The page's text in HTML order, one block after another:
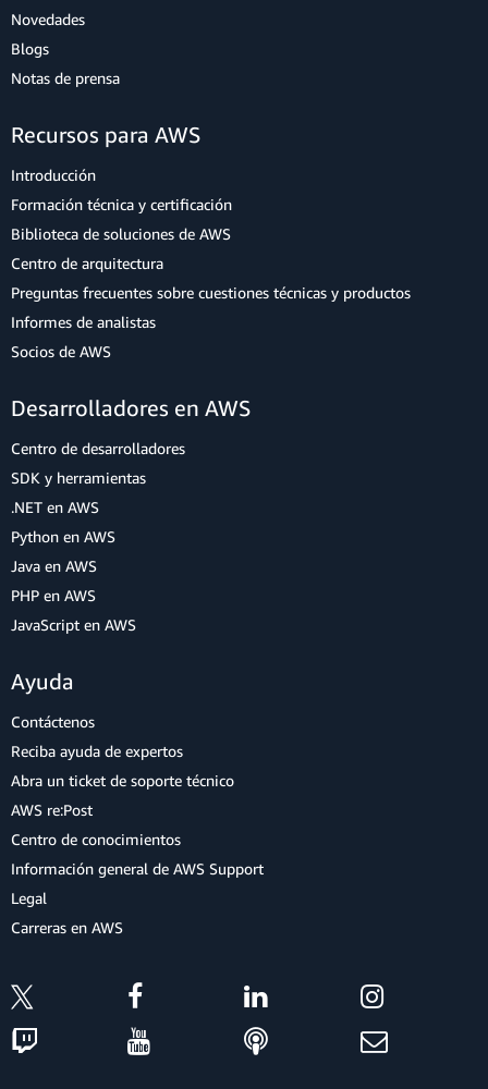
Novedades
Blogs
Notas de prensa
Recursos para AWS
Introducción
Formación técnica y certificación
Biblioteca de soluciones de AWS
Centro de arquitectura
Preguntas frecuentes sobre cuestiones técnicas y productos
Informes de analistas
Socios de AWS
Desarrolladores en AWS
Centro de desarrolladores
SDK y herramientas
.NET en AWS
Python en AWS
Java en AWS
PHP en AWS
JavaScript en AWS
Ayuda
Contáctenos
Reciba ayuda de expertos
Abra un ticket de soporte técnico
AWS re:Post
Centro de conocimientos
Información general de AWS Support
Legal
Carreras en AWS